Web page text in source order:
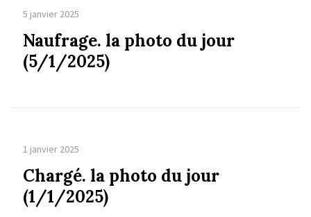
5 janvier 2025
Naufrage. la photo du jour
(5/1/2025)
1 janvier 2025
Chargé. la photo du jour
(1/1/2025)